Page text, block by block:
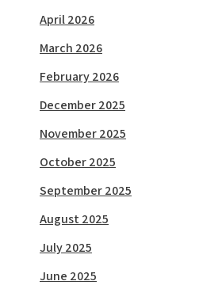
April 2026
March 2026
February 2026
December 2025
November 2025
October 2025
September 2025
August 2025
July 2025
June 2025